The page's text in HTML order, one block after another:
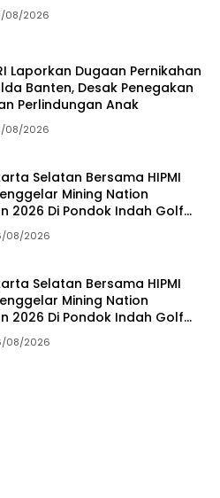
08/2026
Laporkan Dugaan Pernikahan
Banten, Desak Penegakan
Perlindungan Anak
08/2026
Selatan Bersama HIPMI
Mining Nation
2026 Di Pondok Indah Golf
08/2026
Selatan Bersama HIPMI
Mining Nation
2026 Di Pondok Indah Golf
08/2026